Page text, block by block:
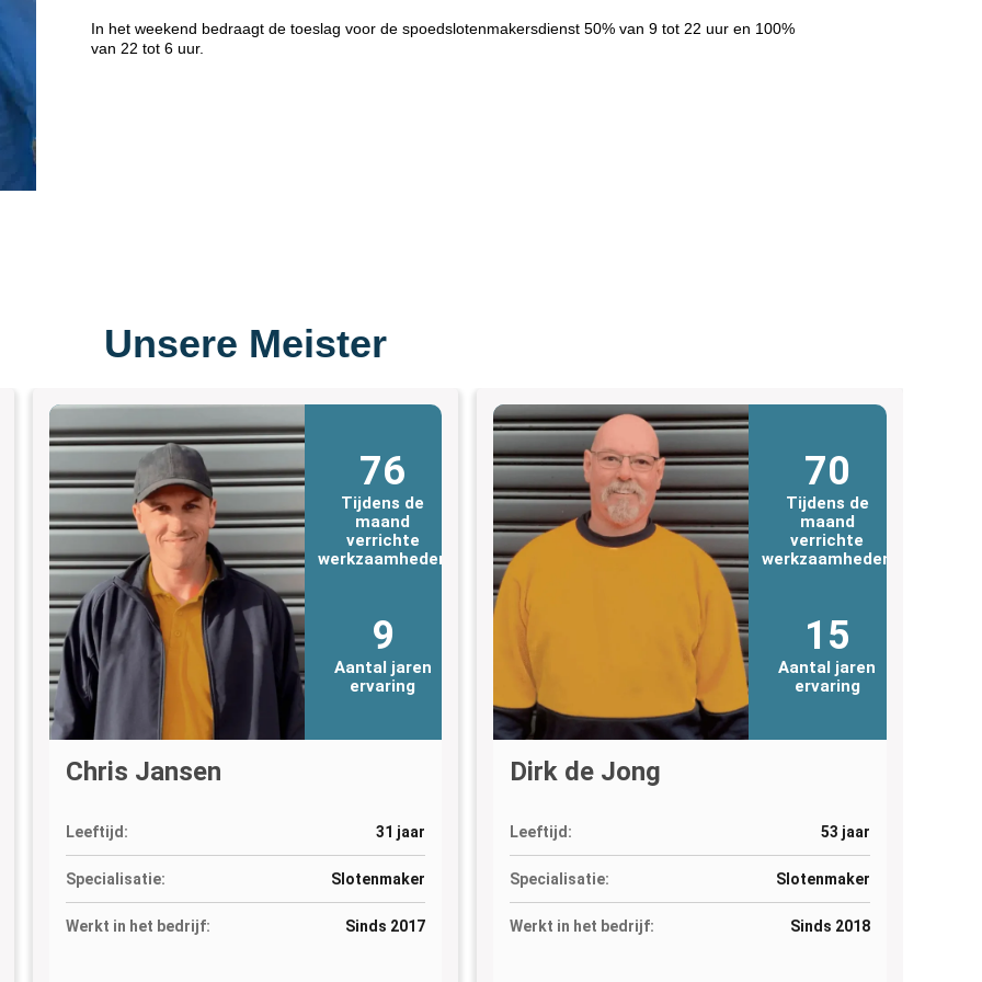
In het weekend bedraagt de toeslag voor de spoedslotenmakersdienst 50% van 9 tot 22 uur en 100%
van 22 tot 6 uur.
Unsere Meister
76
Tijdens de
maand
verrichte
werkzaamheden
9
Aantal jaren
ervaring
Chris Jansen
Leeftijd: 31 jaar
Specialisatie: Slotenmaker
Werkt in het bedrijf: Sinds 2017
70
Tijdens de
maand
verrichte
werkzaamheden
15
Aantal jaren
ervaring
Dirk de Jong
Leeftijd: 53 jaar
Specialisatie: Slotenmaker
Werkt in het bedrijf: Sinds 2018